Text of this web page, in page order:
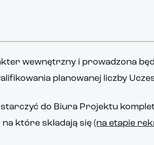
wewnętrzny i prowadzona
planowanej liczby
do Biura Projektu
które składają się (na etapie